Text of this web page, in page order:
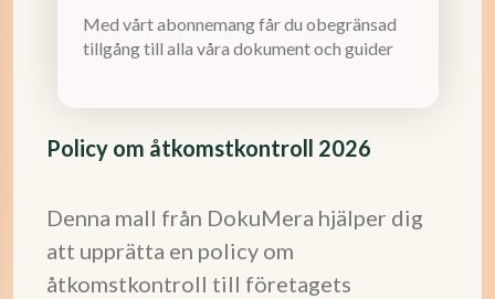
Policy om åtkomstkontroll 2026
Denna mall från DokuMera hjälper dig
att upprätta en policy om
åtkomstkontroll till företagets
Med vårt abonnemang får du obegränsad
tillgång till alla våra dokument och guider